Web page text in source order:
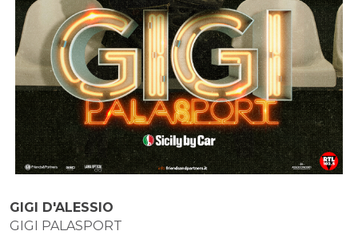
GIGI D'ALESSIO
GIGI PALASPORT